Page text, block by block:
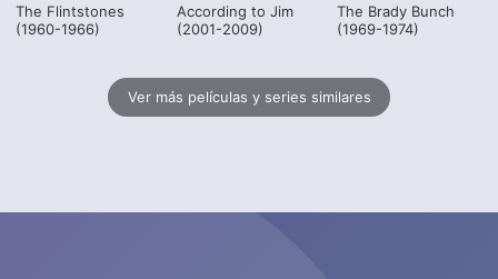
The Flintstones
(1960-1966)
According to Jim
(2001-2009)
The Brady Bunch
(1969-1974)
Ver más películas y series similares